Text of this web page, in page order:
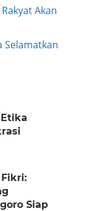
Akan
Selamatkan
Siap